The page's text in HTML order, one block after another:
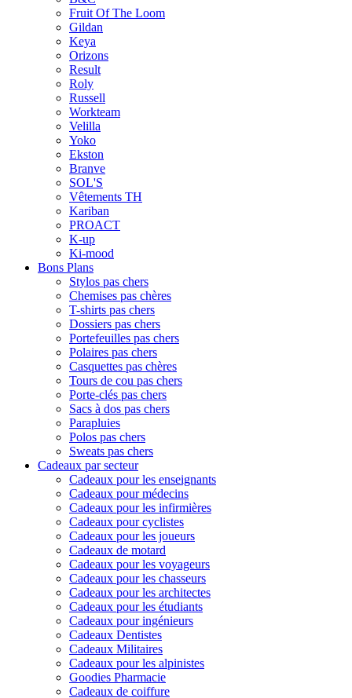
Fruit Of The Loom
Gildan
Keya
Orizons
Result
Roly
Russell
Workteam
Velilla
Yoko
Ekston
Branve
SOL'S
Vêtements TH
Kariban
PROACT
K-up
Ki-mood
Bons Plans
Stylos pas chers
Chemises pas chères
T-shirts pas chers
Dossiers pas chers
Portefeuilles pas chers
Polaires pas chers
Casquettes pas chères
Tours de cou pas chers
Porte-clés pas chers
Sacs à dos pas chers
Parapluies
Polos pas chers
Sweats pas chers
Cadeaux par secteur
Cadeaux pour les enseignants
Cadeaux pour médecins
Cadeaux pour les infirmières
Cadeaux pour cyclistes
Cadeaux pour les joueurs
Cadeaux de motard
Cadeaux pour les voyageurs
Cadeaux pour les chasseurs
Cadeaux pour les architectes
Cadeaux pour les étudiants
Cadeaux pour ingénieurs
Cadeaux Dentistes
Cadeaux Militaires
Cadeaux pour les alpinistes
Goodies Pharmacie
Cadeaux de coiffure